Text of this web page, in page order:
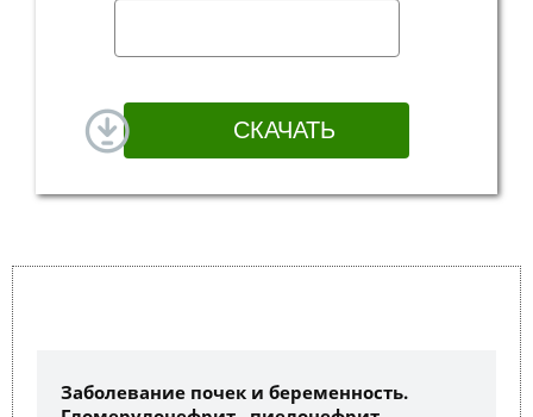
Заболевание почек и беременность.